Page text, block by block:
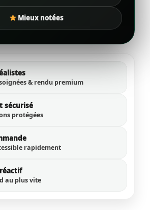
Mieux notées
& rendu premium
sécurisé
protégées
rapidement
au plus vite